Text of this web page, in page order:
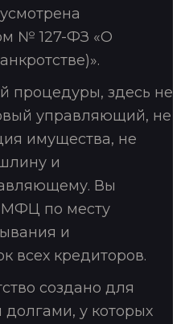
№ 127-ФЗ «О
процедуры, здесь не
управляющий, не
имущества, не
и
Вы
МФЦ по месту
и
всех кредиторов.
создано для
у которых